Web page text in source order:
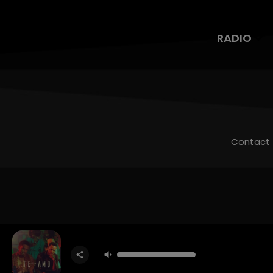
RADIO
Contact